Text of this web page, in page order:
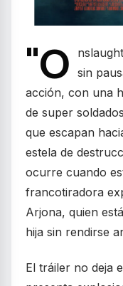
"O sin
acción, con una
de super
que escapan
estela de
ocurre cuando
francotiradora
Arjona, quien
hija sin rendirse
El tráiler no deja